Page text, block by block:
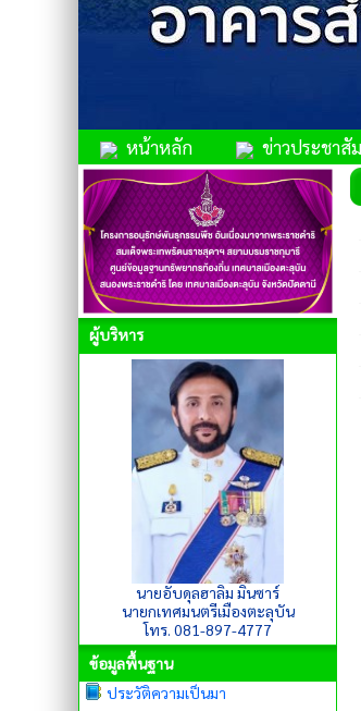
หน้าหลัก ข่าวประชาสั
ผู้บริหาร
นายอับดุลฮาลิม มินซาร์
นายกเทศมนตรีเมืองตะลุบัน
โทร. 081-897-4777
ข้อมูลพื้นฐาน
ประวัติความเป็นมา